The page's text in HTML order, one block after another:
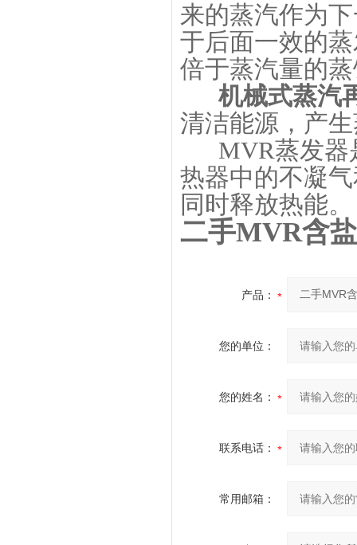
来的蒸汽作为
于后面一效的
倍于蒸汽量的
机械式蒸汽
清洁能源，产
MVR蒸发器
热器中的不凝
同时释放热能。
二手MVR含
产品：
您的单位：
您的姓名：
联系电话：
常用邮箱：